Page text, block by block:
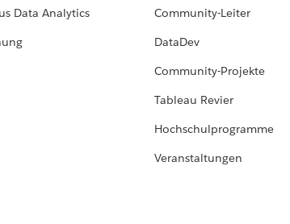
Data Analytics
Community-Leiter
DataDev
Community-Projekte
Tableau Revier
Hochschulprogramme
Veranstaltungen